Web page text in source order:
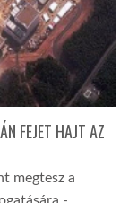
FEJET HAJT AZ
megtesz a